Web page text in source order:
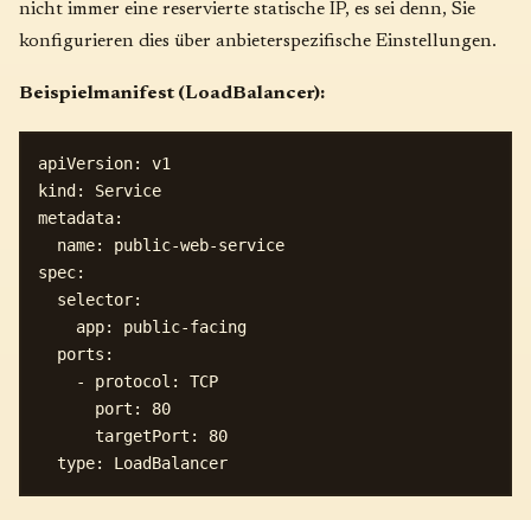
nicht immer eine reservierte statische IP, es sei denn, Sie
konfigurieren dies über anbieterspezifische Einstellungen.
Beispielmanifest (LoadBalancer):
apiVersion: v1
kind: Service
metadata:
  name: public-web-service
spec:
  selector:
    app: public-facing
  ports:
    - protocol: TCP
      port: 80
      targetPort: 80